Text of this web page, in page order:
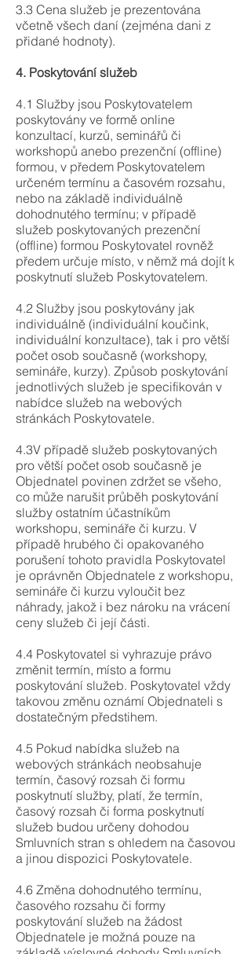
3.3 Cena služeb je prezentována
včetně všech daní (zejména dani z
přidané hodnoty).
4. Poskytování služeb
4.1 Služby jsou Poskytovatelem
poskytovány ve formě online
konzultací, kurzů, seminářů či
workshopů anebo prezenční (offline)
formou, v předem Poskytovatelem
určeném termínu a časovém rozsahu,
nebo na základě individuálně
dohodnutého termínu; v případě
služeb poskytovaných prezenční
(offline) formou Poskytovatel rovněž
předem určuje místo, v němž má dojít k
poskytnutí služeb Poskytovatelem.
4.2 Služby jsou poskytovány jak
individuálně (individuální koučink,
individuální konzultace), tak i pro větší
počet osob současně (workshopy,
semináře, kurzy). Způsob poskytování
jednotlivých služeb je specifikován v
nabídce služeb na webových
stránkách Poskytovatele.
4.3V případě služeb poskytovaných
pro větší počet osob současně je
Objednatel povinen zdržet se všeho,
co může narušit průběh poskytování
služby ostatním účastníkům
workshopu, semináře či kurzu. V
případě hrubého či opakovaného
porušení tohoto pravidla Poskytovatel
je oprávněn Objednatele z workshopu,
semináře či kurzu vyloučit bez
náhrady, jakož i bez nároku na vrácení
ceny služeb či její části.
4.4 Poskytovatel si vyhrazuje právo
změnit termín, místo a formu
poskytování služeb. Poskytovatel vždy
takovou změnu oznámí Objednateli s
dostatečným předstihem.
4.5 Pokud nabídka služeb na
webových stránkách neobsahuje
termín, časový rozsah či formu
poskytnutí služby, platí, že termín,
časový rozsah či forma poskytnutí
služeb budou určeny dohodou
Smluvních stran s ohledem na časovou
a jinou dispozici Poskytovatele.
4.6 Změna dohodnutého termínu,
časového rozsahu či formy
poskytování služeb na žádost
Objednatele je možná pouze na